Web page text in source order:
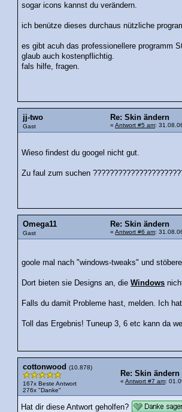
sogar icons kannst du verändern.
ich benütze dieses durchaus nützliche
es gibt acuh das professionellere programm
glaub auch kostenpflichtig.
fals hilfe, fragen.
jj-two
Gast
Re: Skin ändern
« Antwort #5 am:
Wieso findest du googel nicht gut.
Zu faul zum suchen
Omega11
Gast
Re: Skin ändern
« Antwort #6 am:
goole mal nach "windows-tweaks" und
Dort bieten sie Designs an, dieWindows
Falls du damit Probleme hast, melden. Ich
Toll das Ergebnis! Tuneup 3, 6 etc kann da
cottonwood (10.878)
167x Beste Antwort
276x "Danke"
Re: Skin ändern
« Antwort #7 am:
Hat dir diese Antwort geholfen?